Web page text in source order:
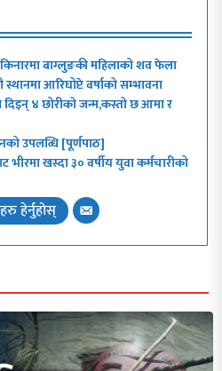
बाग्लुङकी महिलाको शव फेला
आरिघोप्टे वर्षाको सम्भावना
दिइन् ४ छोरीको जन्म,कस्तो छ आमा र
उपलब्धि [पूर्णपाठ]
भीरमा खस्दा ३० वर्षीय युवा कर्मचारीको
हेर्नुहोस्